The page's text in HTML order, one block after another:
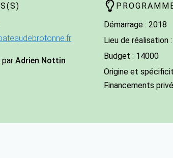
par Adrien Nottin
Démarrage : 2018
Lieu de réalisation
Budget : 14000
Origine et
Financements